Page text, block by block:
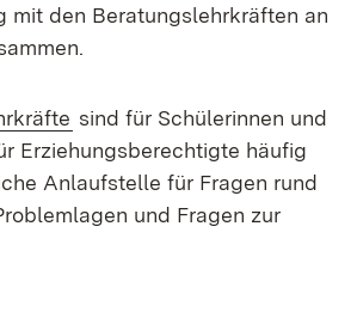
mit den Beratungslehrkräften an
sind für Schülerinnen und
Erziehungsberechtigte häufig
Anlaufstelle für Fragen rund
und Fragen zur